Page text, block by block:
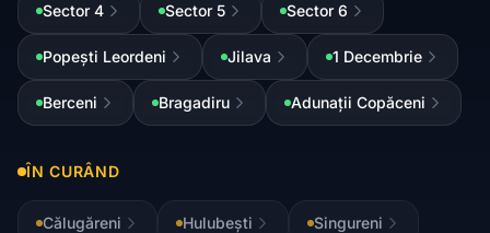
Sector 4 Sector 5 Sector 6
Popești Leordeni Jilava 1 Decembrie
Berceni Bragadiru Adunații Copăceni
ÎN CURÂND
Călugăreni Hulubești Singureni